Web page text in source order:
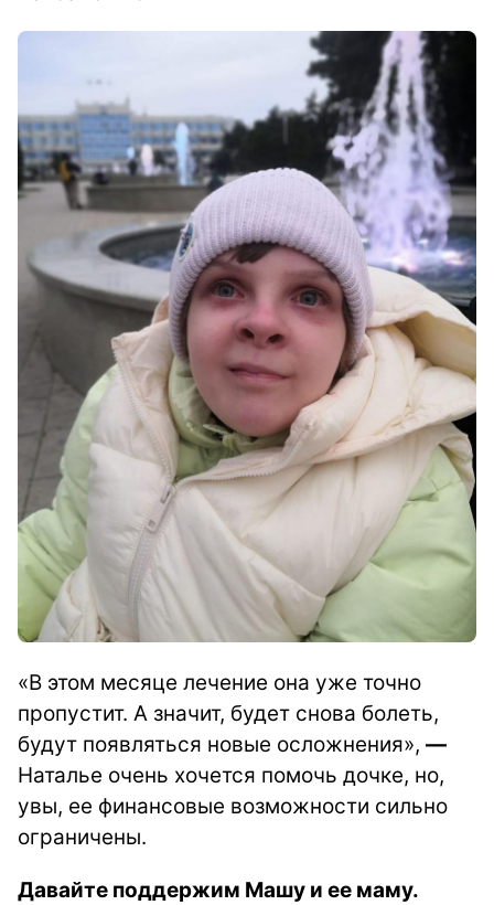
«В этом месяце лечение она уже точно
пропустит. А значит, будет снова болеть,
будут появляться новые осложнения», —
Наталье очень хочется помочь дочке, но,
увы, ее финансовые возможности сильно
ограничены.
Давайте поддержим Машу и ее маму.